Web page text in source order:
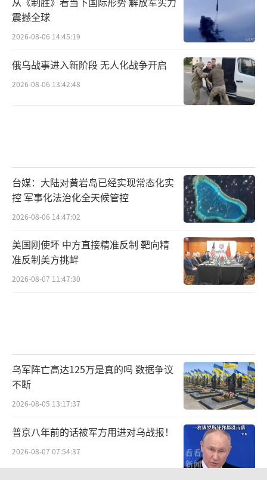
震撼全球
2026-08-06 14:45:19
俄乌战事进入新阶段 无人化战争开启
2026-08-06 13:42:48
台媒：大陆对黄岩岛已经实现常态化实
控 军事化法治化全天候管控
2026-08-06 14:47:02
美国刚使坏 中方直接精准反制 靶向精
准反制美方挑衅
2026-08-07 11:47:30
乌军阵亡高达125万是真的吗 数据争议
不断
2026-08-05 13:17:37
普京八年前的话被军方用进对乌战报！
2026-08-07 07:54:37